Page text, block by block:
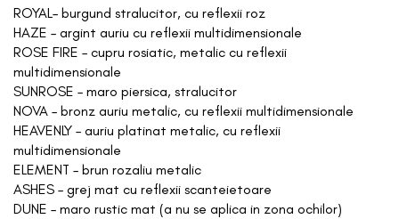
ROYAL– burgund stralucitor, cu reflexii roz
HAZE – argint auriu cu reflexii multidimensionale
ROSE FIRE – cupru rosiatic, metalic cu reflexii
multidimensionale
SUNROSE – maro piersica, stralucitor
NOVA – bronz auriu metalic, cu reflexii multidimensionale
HEAVENLY – auriu platinat metalic, cu reflexii
multidimensionale
ELEMENT – brun rozaliu metalic
ASHES – grej mat cu reflexii scanteietoare
DUNE – maro rustic mat (a nu se aplica in zona ochilor)